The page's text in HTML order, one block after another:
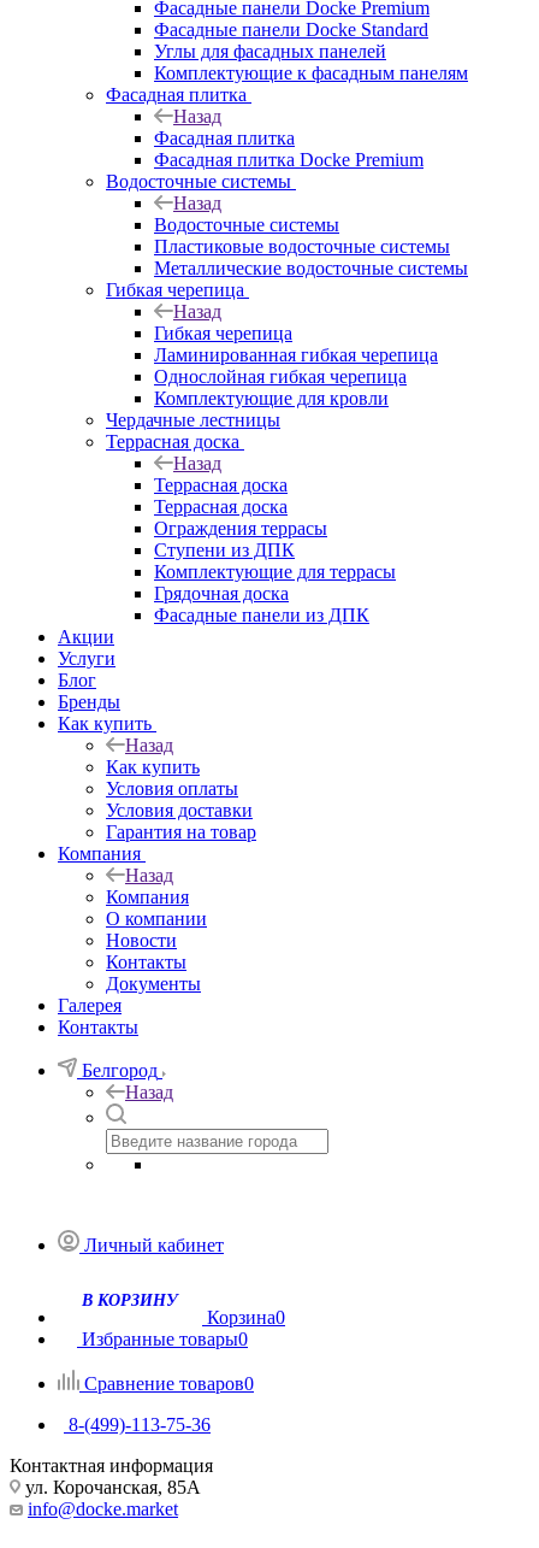
Фасадные панели Docke Premium
Фасадные панели Docke Standard
Углы для фасадных панелей
Комплектующие к фасадным панелям
Фасадная плитка
Назад
Фасадная плитка
Фасадная плитка Docke Premium
Водосточные системы
Назад
Водосточные системы
Пластиковые водосточные системы
Металлические водосточные системы
Гибкая черепица
Назад
Гибкая черепица
Ламинированная гибкая черепица
Однослойная гибкая черепица
Комплектующие для кровли
Чердачные лестницы
Террасная доска
Назад
Террасная доска
Террасная доска
Ограждения террасы
Ступени из ДПК
Комплектующие для террасы
Грядочная доска
Фасадные панели из ДПК
Акции
Услуги
Блог
Бренды
Как купить
Назад
Как купить
Условия оплаты
Условия доставки
Гарантия на товар
Компания
Назад
Компания
О компании
Новости
Контакты
Документы
Галерея
Контакты
Белгород
Назад
Личный кабинет
Корзина0
Избранные товары0
Сравнение товаров0
8-(499)-113-75-36
Контактная информация
ул. Корочанская, 85А
info@docke.market